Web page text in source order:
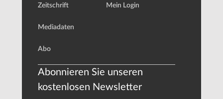
Zeitschrift
Mediadaten
Abo
Mein Login
Abonnieren Sie unseren
kostenlosen Newsletter